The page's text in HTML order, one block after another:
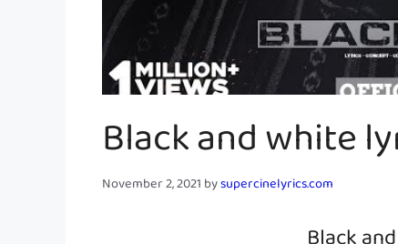
Black and white
November 2, 2021bysupercinelyrics.com